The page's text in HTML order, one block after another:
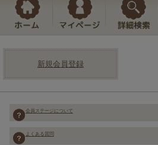
新規会員登録
会員ステージについて
よくある質問